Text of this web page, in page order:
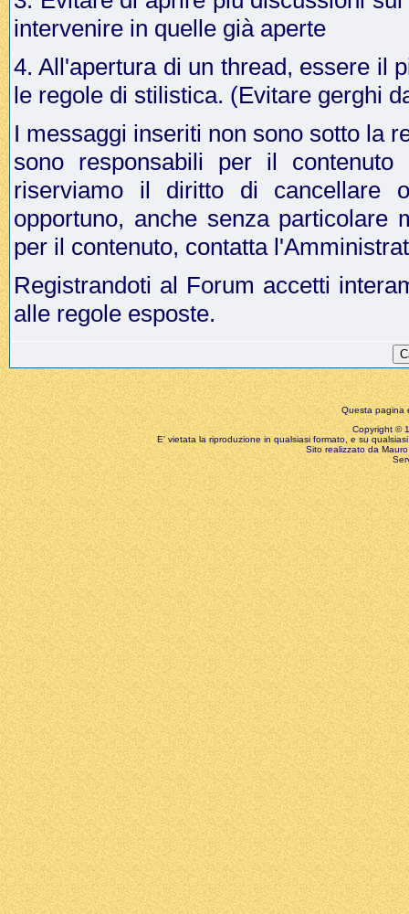
intervenire in quelle già aperte
4. All'apertura di un thread, essere il
le regole di stilistica. (Evitare gerghi
I messaggi inseriti non sono sotto la
sono responsabili per il
riserviamo il diritto di cancellare
opportuno, anche senza particolare
per il contenuto, contatta
Registrandoti al Forum accetti
alle regole esposte.
Questa pagina
Copyright ©
E' vietata la riproduzione in qualsiasi formato, e su
Sito realizzato da